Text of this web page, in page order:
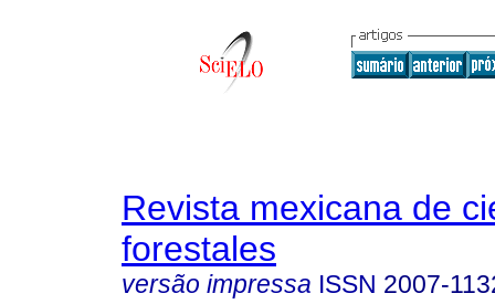
Revista mexicana de
forestales
versão impressa ISSN 2007-